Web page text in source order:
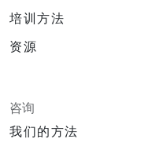
培训方法
资源
咨询
我们的方法